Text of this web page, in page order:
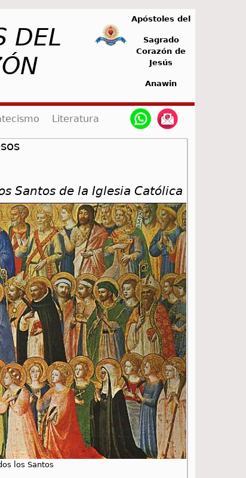
DEL
Apóstoles del
Sagrado
Corazón de
Jesús
Anawin
Literatura
Santos de la Iglesia Católica
los Santos